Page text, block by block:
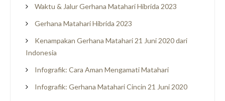
Waktu & Jalur Gerhana Matahari Hibrida 2023
Gerhana Matahari Hibrida 2023
Kenampakan Gerhana Matahari 21 Juni 2020 dari
Indonesia
Infografik: Cara Aman Mengamati Matahari
Infografik: Gerhana Matahari Cincin 21 Juni 2020